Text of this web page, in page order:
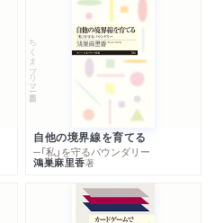
ちくまプリマー新書
自他の境界線を育てる
─「私」を守るバウンダリー
鴻巣麻里香著